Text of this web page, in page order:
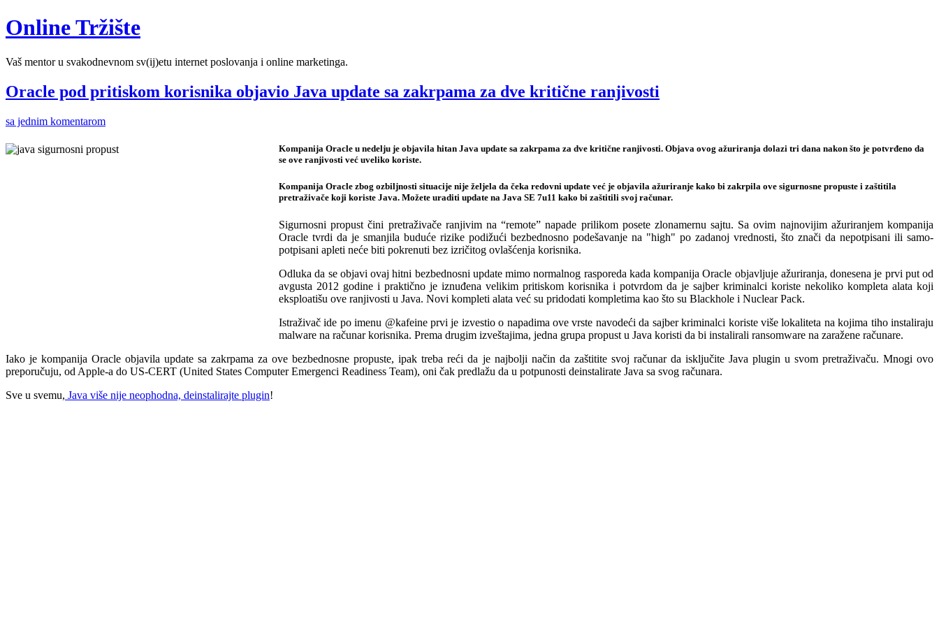
Online Tržište
Vaš mentor u svakodnevnom sv(ij)etu internet poslovanja i online marketinga.
Oracle pod pritiskom korisnika objavio Java update sa zakrpama za dve kritične ranjivosti
sa jednim komentarom
Kompanija Oracle u nedelju je objavila hitan Java update sa zakrpama za dve kritične ranjivosti. Objava ovog ažuriranja dolazi tri dana nakon što je potvrđeno da
se ove ranjivosti već uveliko koriste.
Kompanija Oracle zbog ozbiljnosti situacije nije željela da čeka redovni update već je objavila ažuriranje kako bi zakrpila ove sigurnosne propuste i zaštitila
pretraživače koji koriste Java. Možete uraditi update na Java SE 7u11 kako bi zaštitili svoj računar.
Sigurnosni propust čini pretraživače ranjivim na “remote” napade prilikom posete zlonamernu sajtu. Sa ovim najnovijim ažuriranjem kompanija
Oracle tvrdi da je smanjila buduće rizike podižući bezbednosno podešavanje na "high" po zadanoj vrednosti, što znači da nepotpisani ili samo-
potpisani apleti neće biti pokrenuti bez izričitog ovlašćenja korisnika.
Odluka da se objavi ovaj hitni bezbednosni update mimo normalnog rasporeda kada kompanija Oracle objavljuje ažuriranja, donesena je prvi put od
avgusta 2012 godine i praktično je iznuđena velikim pritiskom korisnika i potvrdom da je sajber kriminalci koriste nekoliko kompleta alata koji
eksploatišu ove ranjivosti u Java. Novi kompleti alata već su pridodati kompletima kao što su Blackhole i Nuclear Pack.
Istraživač ide po imenu @kafeine prvi je izvestio o napadima ove vrste navodeći da sajber kriminalci koriste više lokaliteta na kojima tiho instaliraju
malware na računar korisnika. Prema drugim izveštajima, jedna grupa propust u Java koristi da bi instalirali ransomware na zaražene računare.
Iako je kompanija Oracle objavila update sa zakrpama za ove bezbednosne propuste, ipak treba reći da je najbolji način da zaštitite svoj računar da isključite Java plugin u svom pretraživaču. Mnogi ovo
preporučuju, od Apple-a do US-CERT (United States Computer Emergenci Readiness Team), oni čak predlažu da u potpunosti deinstalirate Java sa svog računara.
Sve u svemu, Java više nije neophodna, deinstalirajte plugin!